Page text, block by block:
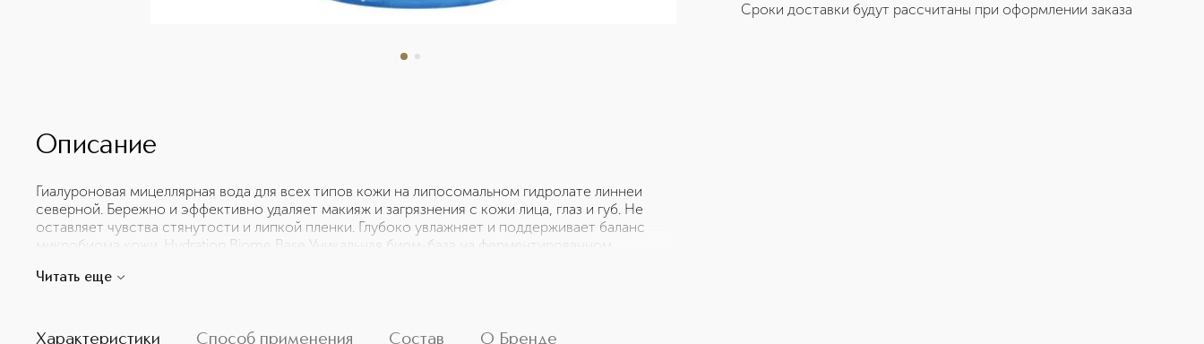
Сроки доставки будут рассчитаны при оформлении заказа
Описание
Гиалуроновая мицеллярная вода для всех типов кожи на липосомальном гидролате линнеи
северной. Бережно и эффективно удаляет макияж и загрязнения с кожи лица, глаз и губ. Не
оставляет чувства стянутости и липкой пленки. Глубоко увлажняет и поддерживает баланс
микробиома кожи. Hydration Biome Base Уникальная биом-база на ферментированном
увлажнения и укрепления иммунитета кожи. Активные ингредиенты: 4D гиалуроновая кислота
Читать еще
Характеристики Способ применения Состав О Бренде